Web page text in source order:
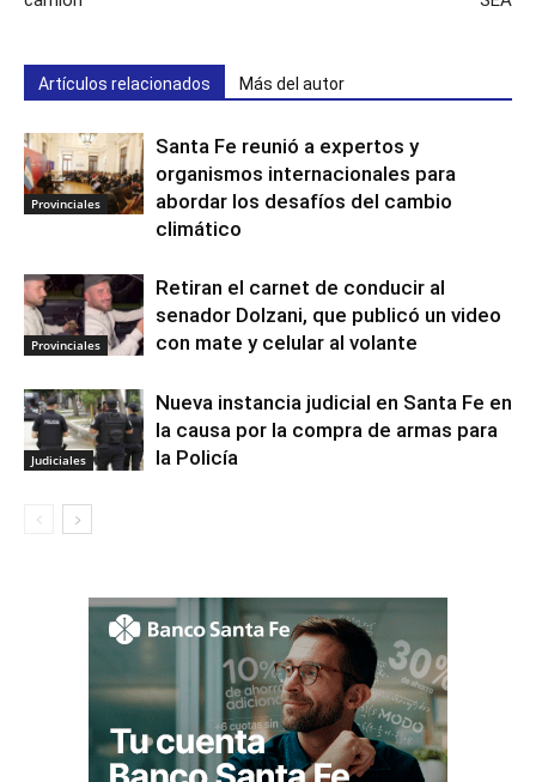
Artículos relacionados Más del autor
Provinciales
Santa Fe reunió a expertos y
organismos internacionales para
abordar los desafíos del cambio
climático
Provinciales
Retiran el carnet de conducir al
senador Dolzani, que publicó un video
con mate y celular al volante
Judiciales
Nueva instancia judicial en Santa Fe en
la causa por la compra de armas para
la Policía